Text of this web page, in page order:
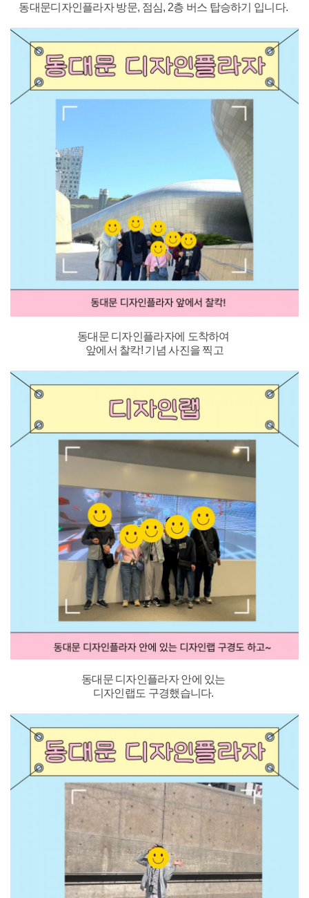
동대문디자인플라자 방문, 점심, 2층 버스 탑승하기 입니다.
동대문 디자인플라자에 도착하여
앞에서 찰칵! 기념 사진을 찍고
동대문 디자인플라자 안에 있는
디자인랩도 구경했습니다.